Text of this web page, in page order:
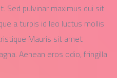
Sed pulvinar maximus dui sit
a turpis id leo luctus mollis
Mauris sit amet
Aenean eros odio, fringilla